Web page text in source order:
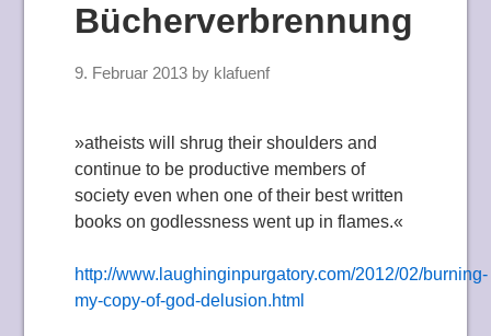
Bücherverbrennung
9. Februar 2013 by klafuenf
»atheists will shrug their shoulders and
continue to be productive members of
society even when one of their best written
books on godlessness went up in flames.«
http://www.laughinginpurgatory.com/2012/02/burning-
my-copy-of-god-delusion.html